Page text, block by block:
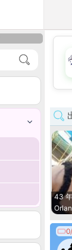
43 年